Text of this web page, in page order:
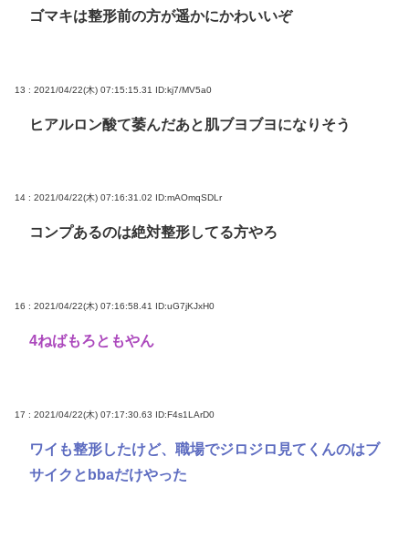
ゴマキは整形前の方が遥かにかわいいぞ
13 : 2021/04/22(木) 07:15:15.31 ID:kj7/MV5a0
ヒアルロン酸て萎んだあと肌ブヨブヨになりそう
14 : 2021/04/22(木) 07:16:31.02 ID:mAOmqSDLr
コンプあるのは絶対整形してる方やろ
16 : 2021/04/22(木) 07:16:58.41 ID:uG7jKJxH0
4ねばもろともやん
17 : 2021/04/22(木) 07:17:30.63 ID:F4s1LArD0
ワイも整形したけど、職場でジロジロ見てくんのはブ
サイクとbbaだけやった